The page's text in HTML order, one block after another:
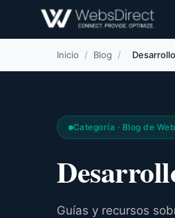
Inicio / Blog /
Categoría · Blog de
Guías y recursos